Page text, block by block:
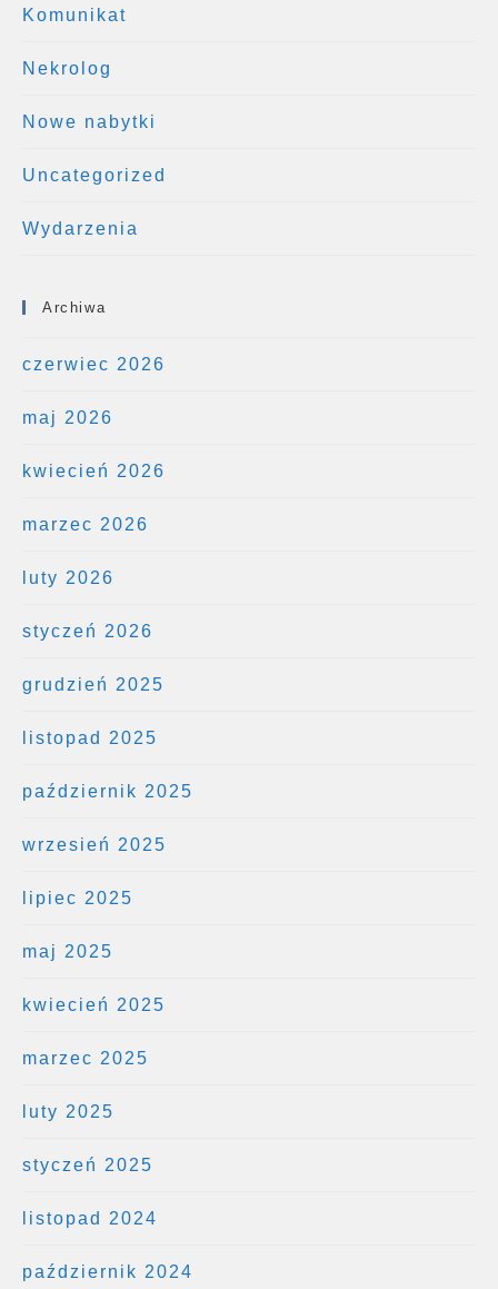
Komunikat
Nekrolog
Nowe nabytki
Uncategorized
Wydarzenia
Archiwa
czerwiec 2026
maj 2026
kwiecień 2026
marzec 2026
luty 2026
styczeń 2026
grudzień 2025
listopad 2025
październik 2025
wrzesień 2025
lipiec 2025
maj 2025
kwiecień 2025
marzec 2025
luty 2025
styczeń 2025
listopad 2024
październik 2024